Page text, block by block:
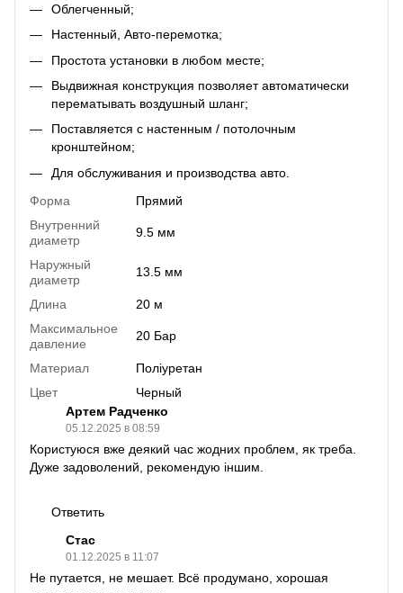
Облегченный;
Настенный, Авто-перемотка;
Простота установки в любом месте;
Выдвижная конструкция позволяет автоматически
перематывать воздушный шланг;
Поставляется с настенным / потолочным
кронштейном;
Для обслуживания и производства авто.
Форма
Прямий
Внутренний
диаметр
9.5 мм
Наружный
диаметр
13.5 мм
Длина
20 м
Максимальное
давление
20 Бар
Материал
Поліуретан
Цвет
Черный
Артем Радченко
05.12.2025 в 08:59
Користуюся вже деякий час жодних проблем, як треба.
Дуже задоволений, рекомендую іншим.
Ответить
Стас
01.12.2025 в 11:07
Не путается, не мешает. Всё продумано, хорошая